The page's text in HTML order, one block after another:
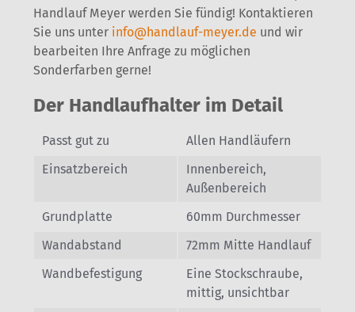
Handlauf Meyer werden Sie fündig! Kontaktieren
Sie uns unter info@handlauf-meyer.de und wir
bearbeiten Ihre Anfrage zu möglichen
Sonderfarben gerne!
Der Handlaufhalter im Detail
Passt gut zu
Allen Handläufern
Einsatzbereich
Innenbereich,
Außenbereich
Grundplatte
60mm Durchmesser
Wandabstand
72mm Mitte Handlauf
Wandbefestigung
Eine Stockschraube,
mittig, unsichtbar